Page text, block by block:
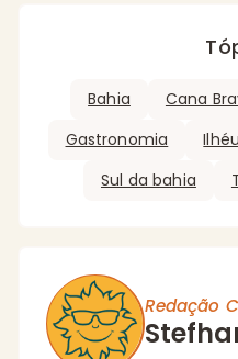
Bahia
Cana
Gastronomia
Sul da bahia
Redação